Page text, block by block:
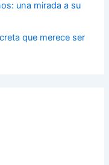
una mirada a su
que merece ser